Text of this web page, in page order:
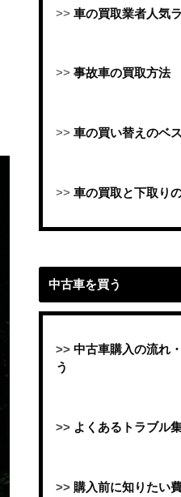
>> 車の買取業者人気
>> 事故車の買取方法
>> 車の買い替えのベ
>> 車の買取と下取り
中古車を買う
>> 中古車購入の流れ
う
>> よくあるトラブル
>> 購入前に知りたい